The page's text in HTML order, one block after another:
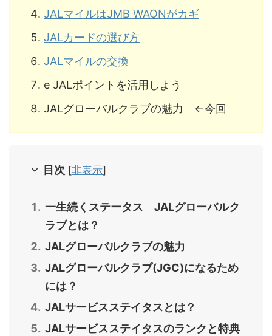
JALマイルはJMB WAONがカギ
JALカードの選び方
JALマイルの交換
e JALポイントを活用しよう
JALグローバルクラブの魅力 ←今回
目次 [非表示]
一生続くステータス JALグローバルク
ラブとは？
JALグローバルクラブの魅力
JALグローバルクラブ(JGC)になるため
には？
JALサービスステイタスとは？
JALサービスステイタスのランクと特典